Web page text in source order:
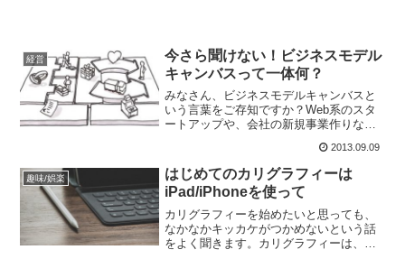
経営
今さら聞けない！ビジネスモデル
キャンバスって一体何？
みなさん、ビジネスモデルキャンバスと
いう言葉をご存知ですか？Web系のスタ
ートアップや、会社の新規事業作りなど
ついてご紹介します。ビジネスモデルっ
て何？というかビジネスモデルとはそも
そも何なのでしょう？ビ...
2013.09.09
趣味/娯楽
はじめてのカリグラフィーは
iPad/iPhoneを使って
カリグラフィーを始めたいと思っても、
なかなかキッカケがつかめないという話
をよく聞きます。カリグラフィーは、実